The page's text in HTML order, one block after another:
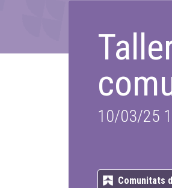
10/03/25
Comunitats